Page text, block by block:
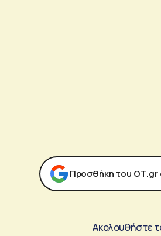
Προσθήκη του ΟΤ.gr
Ακολουθήστε